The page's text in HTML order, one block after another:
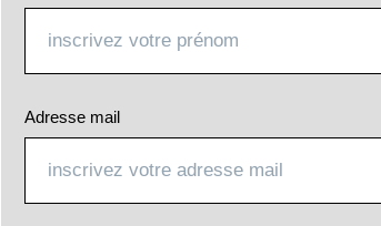
Adresse mail